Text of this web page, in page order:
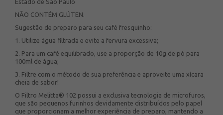
Estado de São Paulo
NÃO CONTÉM GLÚTEN.
Sugestão de preparo para seu café fresquinho:
1. Utilize água filtrada e evite a fervura excessiva;
2. Para um café equilibrado, use a proporção de 10g de pó para
100ml de água;
3. Filtre com o método de sua preferência e aproveite uma xícara
cheia de sabor!
O Filtro Melitta® 102 possui a exclusiva tecnologia de microfuros,
que são pequenos furinhos devidamente distribuídos pelo papel
que proporcionam a melhor experiência de preparo, mantendo a